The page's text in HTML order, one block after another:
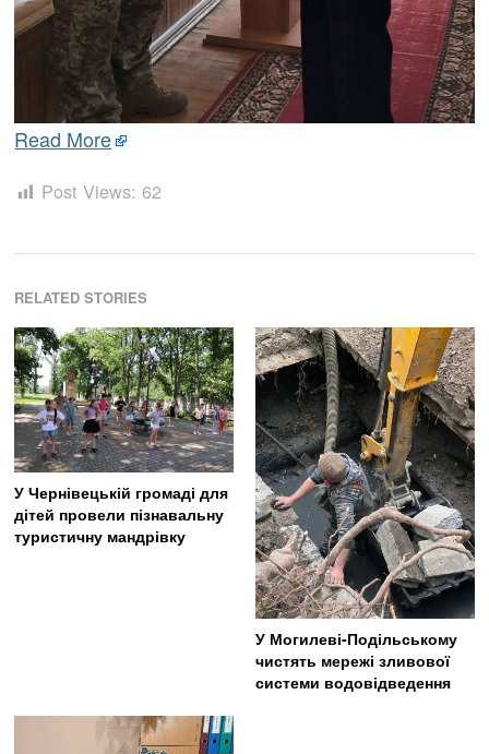
Read More
Post Views: 62
RELATED STORIES
У Чернівецькій громаді для
дітей провели пізнавальну
туристичну мандрівку
У Могилеві-Подільському
чистять мережі зливової
системи водовідведення